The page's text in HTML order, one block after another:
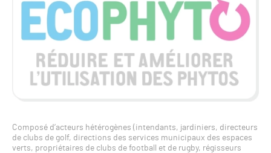
Composé d’acteurs hétérogènes (intendants, jardiniers, directeurs
de clubs de golf, directions des services municipaux des espaces
verts, propriétaires de clubs de football et de rugby, régisseurs